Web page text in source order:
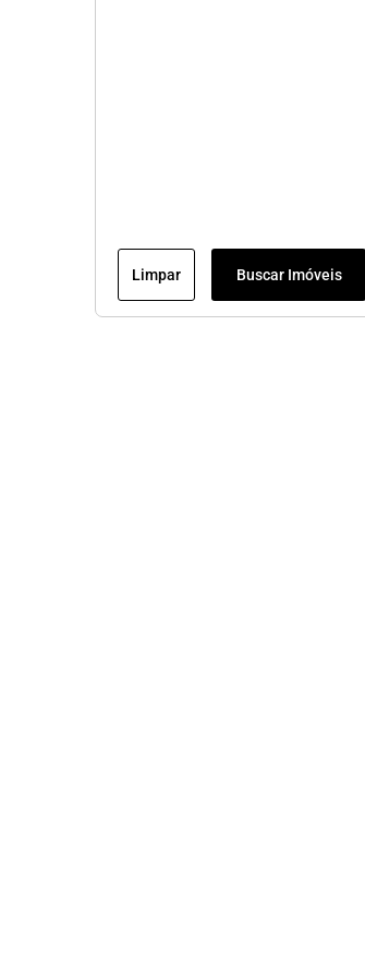
Limpar Buscar Imóveis